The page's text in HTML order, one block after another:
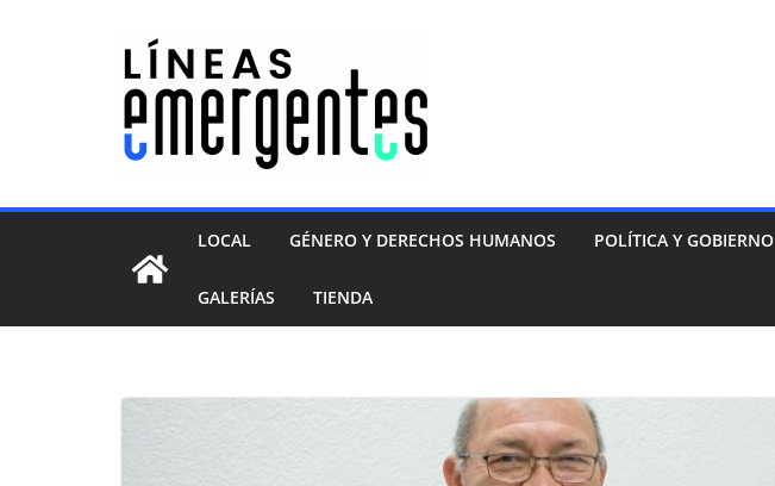
LOCAL GÉNERO Y DERECHOS HUMANOS POLÍTICA Y GOBIERNO
GALERÍAS TIENDA